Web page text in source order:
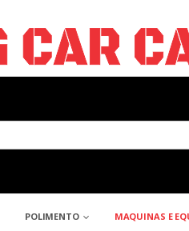
POLIMENTO MAQUINAS E